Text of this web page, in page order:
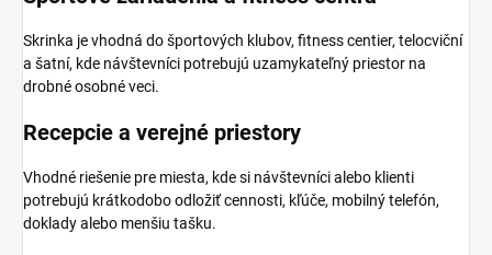
Skrinka je vhodná do športových klubov, fitness centier, telocviční
a šatní, kde návštevníci potrebujú uzamykateľný priestor na
drobné osobné veci.
Recepcie a verejné priestory
Vhodné riešenie pre miesta, kde si návštevníci alebo klienti
potrebujú krátkodobo odložiť cennosti, kľúče, mobilný telefón,
doklady alebo menšiu tašku.